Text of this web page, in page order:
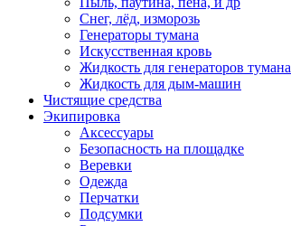
Снег, лёд, изморозь
Генераторы тумана
Искусственная кровь
Жидкость для генераторов тумана
Жидкость для дым-машин
Чистящие средства
Экипировка
Аксессуары
Безопасность на площадке
Веревки
Одежда
Перчатки
Подсумки